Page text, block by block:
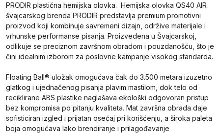
PRODIR plastična hemijska olovka. Hemijska olovka QS40 AIR
švajcarskog brenda PRODIR predstavlja premium promotivni
proizvod koji kombinuje savremeni dizajn, održive materijale i
vrhunske performanse pisanja. Proizvedena u Švajcarskoj,
odlikuje se preciznom završnom obradom i pouzdanošću, što je
čini idealnim izborom za poslovne kampanje visokog standarda.
Floating Ball® uložak omogućava čak do 3.500 metara izuzetno
glatkog i ujednačenog pisanja plavim mastilom, dok telo od
reciklirane ABS plastike naglašava ekološki odgovoran pristup
bez kompromisa po pitanju kvaliteta. Mat završna obrada daje
sofisticiran izgled i prijatan osećaj pri korišćenju, a široka paleta
boja omogućava lako brendiranje i prilagođavanje